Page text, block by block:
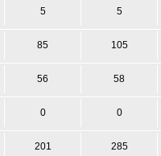
5 5
85 105
56 58
0 0
201 285